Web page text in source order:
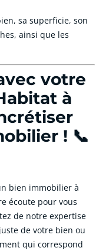
sa superficie, son
ainsi que les
votre
à
! 📞
bien immobilier à
écoute pour vous
de notre expertise
de votre bien ou
qui correspond